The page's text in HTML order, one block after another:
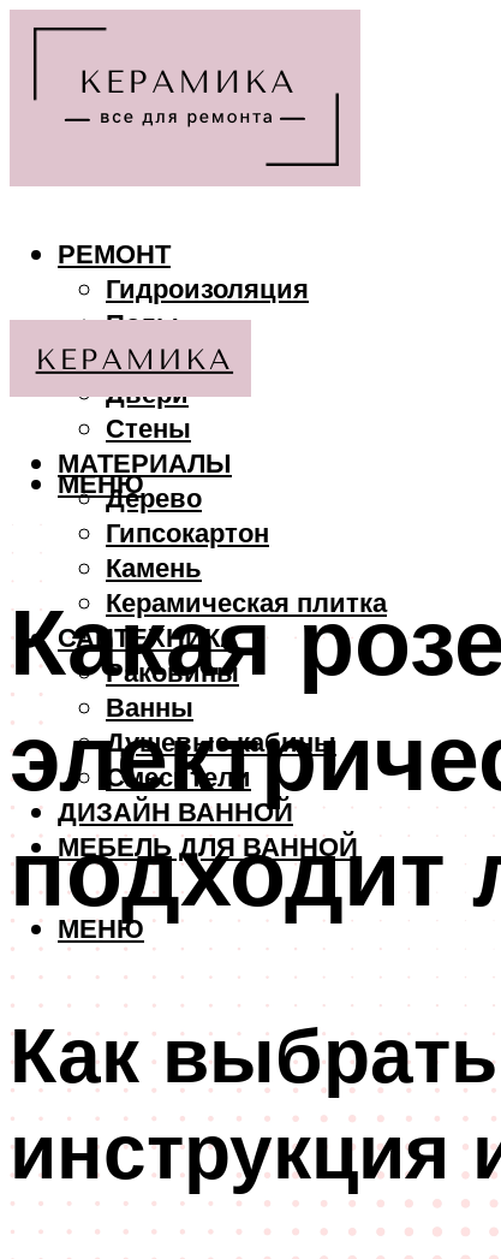
РЕМОНТ
Гидроизоляция
Полы
Потолки
Двери
Стены
МАТЕРИАЛЫ
Дерево
Гипсокартон
Камень
Керамическая плитка
САНТЕХНИКА
Раковины
Ванны
Душевые кабины
Смесители
ДИЗАЙН ВАННОЙ
МЕБЕЛЬ ДЛЯ ВАННОЙ
МЕНЮ
МЕНЮ
Какая
подходит
Как
инструкция